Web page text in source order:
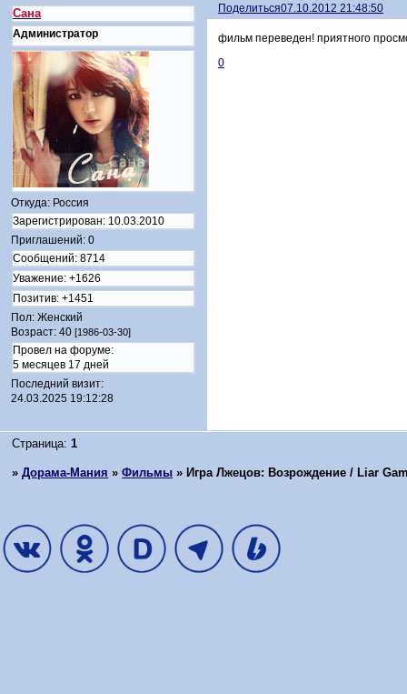
Поделиться07.10.2012 21:48:50
Сана
Администратор
Откуда: Россия
Зарегистрирован: 10.03.2010
Приглашений: 0
Сообщений: 8714
Уважение: +1626
Позитив: +1451
Пол: Женский
Возраст: 40 [1986-03-30]
Провел на форуме:
5 месяцев 17 дней
Последний визит:
24.03.2025 19:12:28
фильм переведен! приятного
0
Страница:1
»Дорама-Мания »Фильмы » Игра Лжецов: Возрождение / Liar